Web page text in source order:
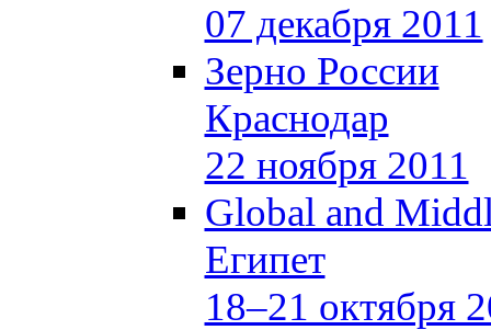
07 декабря 2011
Зерно России
Краснодар
22 ноября 2011
Global and
Египет
18–21 октября